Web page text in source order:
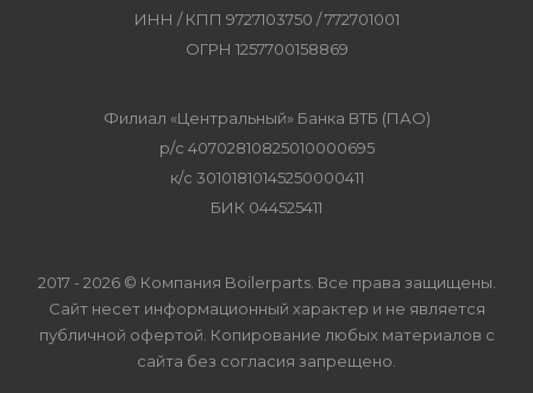
ИНН / КПП 9727103750 / 772701001
ОГРН 1257700158869
Филиал «Центральный» Банка ВТБ (ПАО)
р/с 40702810825010000695
к/с 30101810145250000411
БИК 044525411
2017 - 2026 © Компания Boilerparts. Все права защищены.
Сайт несет информационный характер и не является
публичной офертой. Копирование любых материалов с
сайта без согласия запрещено.